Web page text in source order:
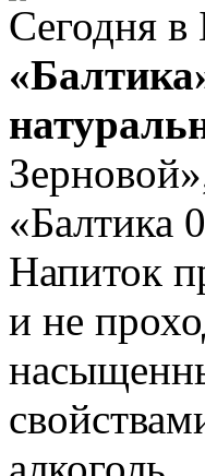
Сегодня в
«Балтика
Напиток
и не